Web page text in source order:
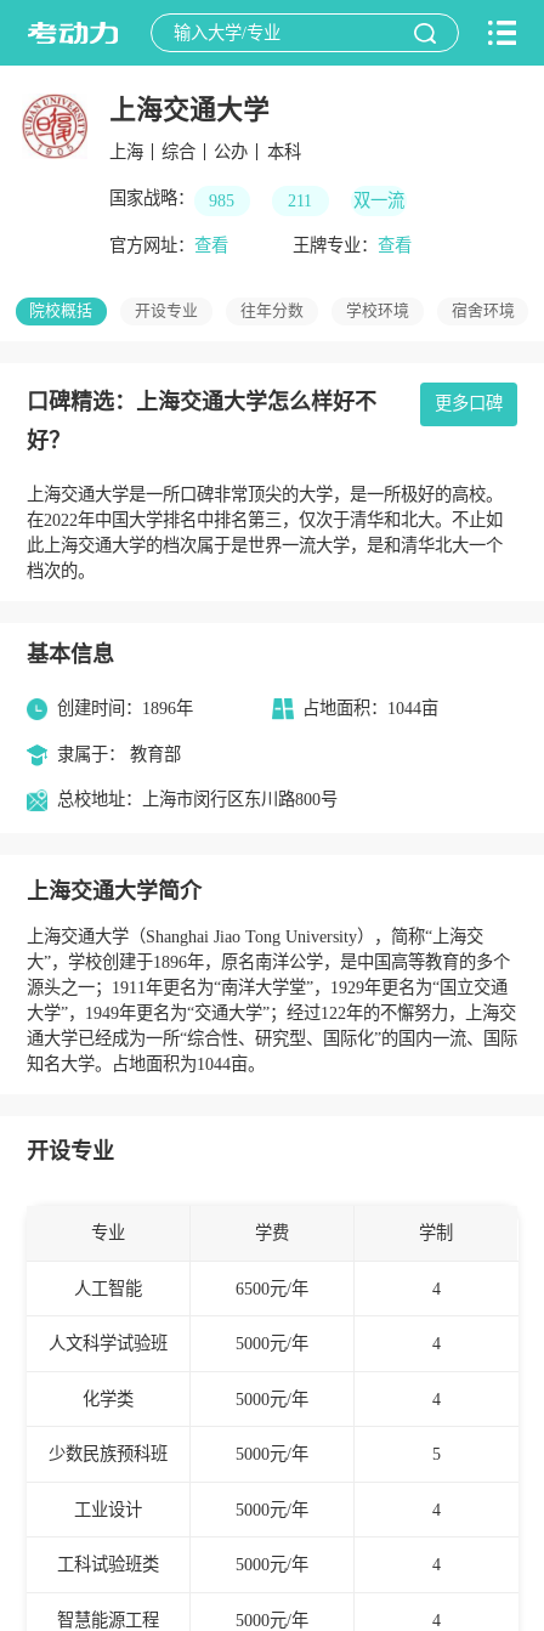
上海交通大学
上海 综合 公办 本科
国家战略： 985 211 双一流
官方网址： 查看 王牌专业：查看
院校概括 开设专业 往年分数 学校环境 宿舍环境
口碑精选：上海交通大学怎么样好不
好？
更多口碑
上海交通大学是一所口碑非常顶尖的大学，是一所极好的高校。
在2022年中国大学排名中排名第三，仅次于清华和北大。不止如
此上海交通大学的档次属于是世界一流大学，是和清华北大一个
档次的。
基本信息
创建时间：1896年 占地面积：1044亩
隶属于： 教育部
总校地址：上海市闵行区东川路800号
上海交通大学简介
上海交通大学（Shanghai Jiao Tong University），简称“上海交
大”，学校创建于1896年，原名南洋公学，是中国高等教育的多个
源头之一；1911年更名为“南洋大学堂”，1929年更名为“国立交通
大学”，1949年更名为“交通大学”；经过122年的不懈努力，上海交
通大学已经成为一所“综合性、研究型、国际化”的国内一流、国际
知名大学。占地面积为1044亩。
开设专业
专业 学费 学制
人工智能 6500元/年 4
人文科学试验班 5000元/年 4
化学类 5000元/年 4
少数民族预科班 5000元/年 5
工业设计 5000元/年 4
工科试验班类 5000元/年 4
智慧能源工程 5000元/年 4